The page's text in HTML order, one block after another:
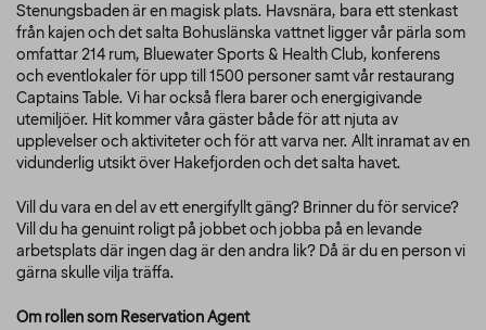
Stenungsbaden är en magisk plats. Havsnära, bara ett stenkast
från kajen och det salta Bohuslänska vattnet ligger vår pärla som
omfattar 214 rum, Bluewater Sports & Health Club, konferens
och eventlokaler för upp till 1500 personer samt vår restaurang
Captains Table. Vi har också flera barer och energigivande
utemiljöer. Hit kommer våra gäster både för att njuta av
upplevelser och aktiviteter och för att varva ner. Allt inramat av en
vidunderlig utsikt över Hakefjorden och det salta havet.
Vill du vara en del av ett energifyllt gäng? Brinner du för service?
Vill du ha genuint roligt på jobbet och jobba på en levande
arbetsplats där ingen dag är den andra lik? Då är du en person vi
gärna skulle vilja träffa.
Om rollen som Reservation Agent